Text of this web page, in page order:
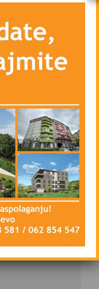
roletnama i
i